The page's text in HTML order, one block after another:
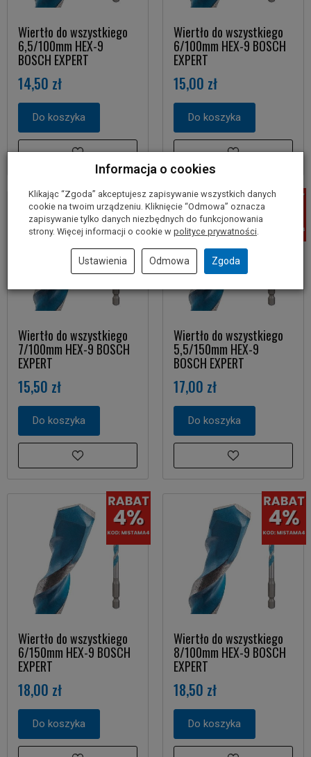
Wiertło do wszystkiego
6,5/100mm HEX-9
BOSCH EXPERT
14,50 zł
Do koszyka
Wiertło do wszystkiego
6/100mm HEX-9 BOSCH
EXPERT
15,00 zł
Do koszyka
Wiertło do wszystkiego
7/100mm HEX-9 BOSCH
EXPERT
15,50 zł
Do koszyka
Wiertło do wszystkiego
5,5/150mm HEX-9
BOSCH EXPERT
17,00 zł
Do koszyka
Wiertło do wszystkiego
6/150mm HEX-9 BOSCH
EXPERT
18,00 zł
Do koszyka
Wiertło do wszystkiego
8/100mm HEX-9 BOSCH
EXPERT
18,50 zł
Do koszyka
Informacja o cookies
Klikając “Zgoda” akceptujesz zapisywanie wszystkich danych
cookie na twoim urządzeniu. Kliknięcie “Odmowa” oznacza
zapisywanie tylko danych niezbędnych do funkcjonowania
strony. Więcej informacji o cookie w polityce prywatności.
Ustawienia Odmowa Zgoda